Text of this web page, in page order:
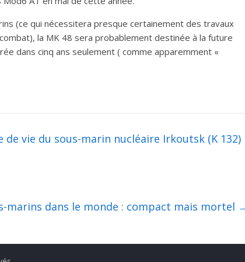
(ce qui nécessitera presque certainement des travaux
la MK 48 sera probablement destinée à la future
dans cinq ans seulement ( comme apparemment «
de vie du sous-marin nucléaire Irkoutsk (K 132)
dans le monde : compact mais mortel